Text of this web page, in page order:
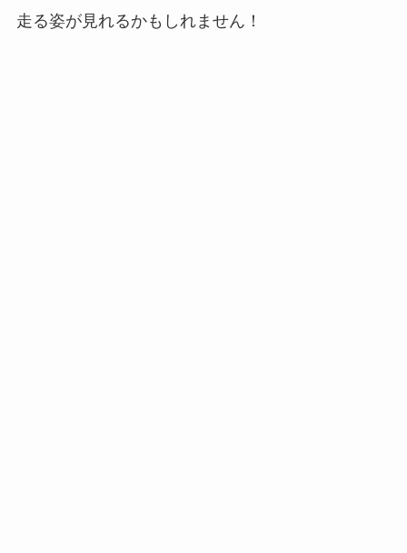
走る姿が見れるかもしれません！